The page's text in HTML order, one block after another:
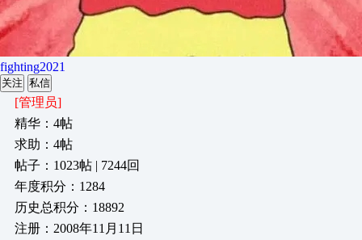
fighting2021
关注 私信
[管理员]
精华：4帖
求助：4帖
帖子：1023帖 | 7244回
年度积分：1284
历史总积分：18892
注册：2008年11月11日